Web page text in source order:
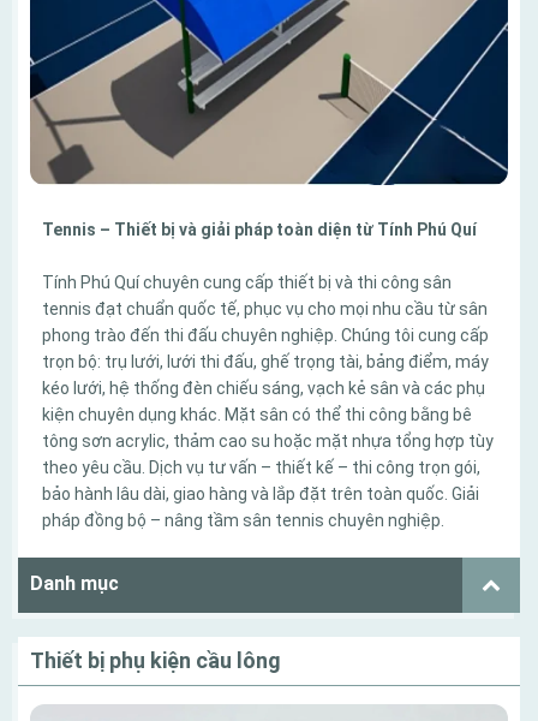
Tennis – Thiết bị và giải pháp toàn diện từ Tính Phú Quí
Tính Phú Quí chuyên cung cấp thiết bị và thi công sân
tennis đạt chuẩn quốc tế, phục vụ cho mọi nhu cầu từ sân
phong trào đến thi đấu chuyên nghiệp. Chúng tôi cung cấp
trọn bộ: trụ lưới, lưới thi đấu, ghế trọng tài, bảng điểm, máy
kéo lưới, hệ thống đèn chiếu sáng, vạch kẻ sân và các phụ
kiện chuyên dụng khác. Mặt sân có thể thi công bằng bê
tông sơn acrylic, thảm cao su hoặc mặt nhựa tổng hợp tùy
theo yêu cầu. Dịch vụ tư vấn – thiết kế – thi công trọn gói,
bảo hành lâu dài, giao hàng và lắp đặt trên toàn quốc. Giải
pháp đồng bộ – nâng tầm sân tennis chuyên nghiệp.
Danh mục
Thiết bị phụ kiện cầu lông